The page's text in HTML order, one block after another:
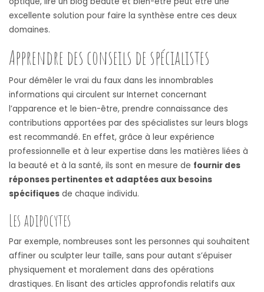
excellente solution pour faire la synthèse entre ces deux
domaines.
Apprendre des conseils de spécialistes
Pour démêler le vrai du faux dans les innombrables
informations qui circulent sur Internet concernant
l’apparence et le bien-être, prendre connaissance des
contributions apportées par des spécialistes sur leurs blogs
est recommandé. En effet, grâce à leur expérience
professionnelle et à leur expertise dans les matières liées à
la beauté et à la santé, ils sont en mesure de fournir des
réponses pertinentes et adaptées aux besoins
spécifiques de chaque individu.
Les adipocytes
Par exemple, nombreuses sont les personnes qui souhaitent
affiner ou sculpter leur taille, sans pour autant s’épuiser
physiquement et moralement dans des opérations
drastiques. En lisant des articles approfondis relatifs aux